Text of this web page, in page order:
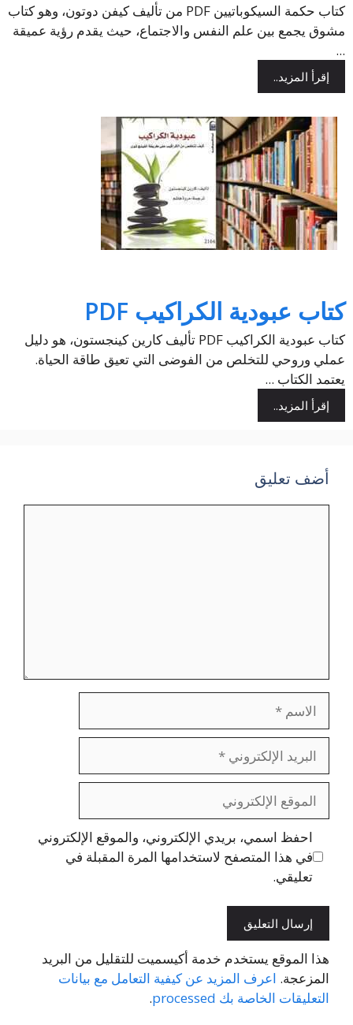
كتاب حكمة السيكوباتيين PDF من تأليف كيفن دوتون، وهو كتاب
مشوق يجمع بين علم النفس والاجتماع، حيث يقدم رؤية عميقة
...
إقرأ المزيد..
كتاب عبودية الكراكيب PDF
كتاب عبودية الكراكيب PDF تأليف كارين كينجستون، هو دليل
عملي وروحي للتخلص من الفوضى التي تعيق طاقة الحياة.
يعتمد الكتاب ...
إقرأ المزيد..
أضف تعليق
الاسم
البريد
الإلكتروني
الموقع
الإلكتروني
احفظ اسمي، بريدي الإلكتروني، والموقع الإلكتروني
في هذا المتصفح لاستخدامها المرة المقبلة في
تعليقي.
هذا الموقع يستخدم خدمة أكيسميت للتقليل من البريد
المزعجة. اعرف المزيد عن كيفية التعامل مع بيانات
التعليقات الخاصة بك processed
.